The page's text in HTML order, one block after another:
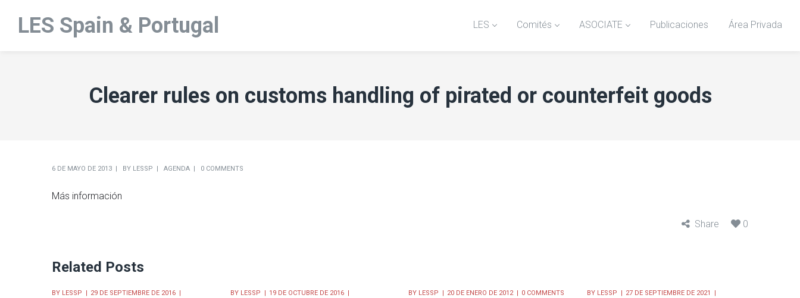
LES Spain & Portugal LES Comités ASOCIATE Publicaciones Área Privada
Clearer rules on customs handling of pirated or counterfeit goods
6 DE MAYO DE 2013 BY LESSP AGENDA 0 COMMENTS
Más información
Share 0
Related Posts
BY LESSP
29 DE SEPTIEMBRE DE 2016
BY LESSP
19 DE OCTUBRE DE 2016
BY LESSP 20 DE ENERO DE 2012 0 COMMENTS BY LESSP
27 DE SEPTIEMBRE DE 2021